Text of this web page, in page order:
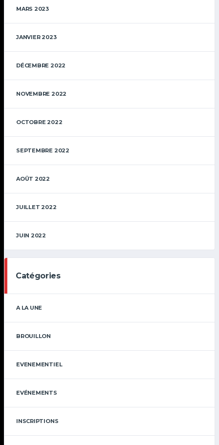
MARS 2023
JANVIER 2023
DÉCEMBRE 2022
NOVEMBRE 2022
OCTOBRE 2022
SEPTEMBRE 2022
AOÛT 2022
JUILLET 2022
JUIN 2022
Catégories
A LA UNE
BROUILLON
EVENEMENTIEL
EVÉNEMENTS
INSCRIPTIONS